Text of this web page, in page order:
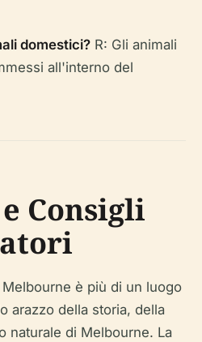
domestici? R: Gli animali
all'interno del
Consigli
è più di un luogo
arazzo della storia, della
naturale di Melbourne. La